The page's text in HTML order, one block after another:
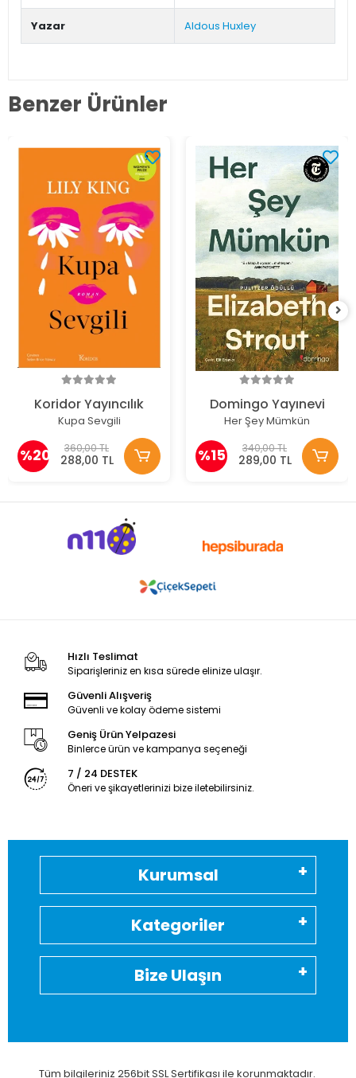
Yazar Aldous Huxley
Benzer Ürünler
Koridor Yayıncılık
Kupa Sevgili
%20 360,00 TL
288,00 TL
Domingo Yayınevi
Her Şey Mümkün
%15 340,00 TL
289,00 TL
Hızlı Teslimat
Siparişleriniz en kısa sürede elinize ulaşır.
Güvenli Alışveriş
Güvenli ve kolay ödeme sistemi
Geniş Ürün Yelpazesi
Binlerce ürün ve kampanya seçeneği
7 / 24 DESTEK
Öneri ve şikayetlerinizi bize iletebilirsiniz.
Kurumsal
Kategoriler
Bize Ulaşın
Tüm bilgileriniz 256bit SSL Sertifikası ile korunmaktadır.